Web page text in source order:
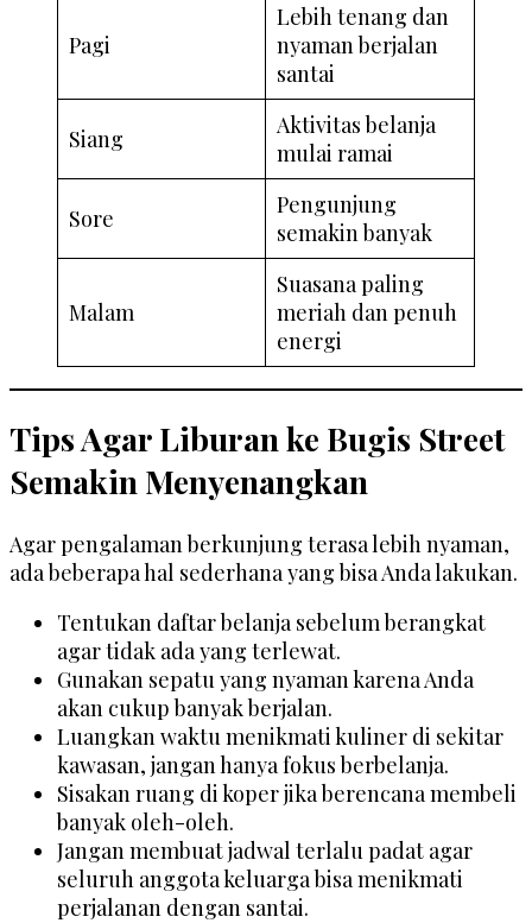
Pagi
Lebih tenang dan
nyaman berjalan
santai
Siang
Aktivitas belanja
mulai ramai
Sore
Pengunjung
semakin banyak
Malam
Suasana paling
meriah dan penuh
energi
Tips Agar Liburan ke Bugis Street
Semakin Menyenangkan
Agar pengalaman berkunjung terasa lebih nyaman,
ada beberapa hal sederhana yang bisa Anda lakukan.
Tentukan daftar belanja sebelum berangkat
agar tidak ada yang terlewat.
Gunakan sepatu yang nyaman karena Anda
akan cukup banyak berjalan.
Luangkan waktu menikmati kuliner di sekitar
kawasan, jangan hanya fokus berbelanja.
Sisakan ruang di koper jika berencana membeli
banyak oleh-oleh.
Jangan membuat jadwal terlalu padat agar
seluruh anggota keluarga bisa menikmati
perjalanan dengan santai.